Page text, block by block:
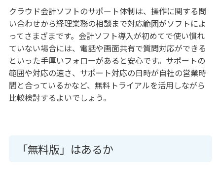
クラウド会計ソフトのサポート体制は、操作に関する問
い合わせから経理業務の相談まで対応範囲がソフトによ
ってさまざまです。会計ソフト導入が初めてで使い慣れ
ていない場合には、電話や画面共有で質問対応ができる
といった手厚いフォローがあると安心です。サポートの
範囲や対応の速さ、サポート対応の日時が自社の営業時
間と合っているかなど、無料トライアルを活用しながら
比較検討するよいでしょう。
「無料版」はあるか